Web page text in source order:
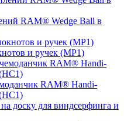
RAM® Wedge Ball в
и ручек (MP1)
RAM® Handi-